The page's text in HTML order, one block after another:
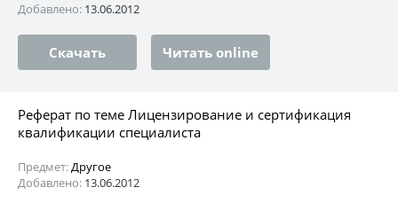
Добавлено: 13.06.2012
Скачать Читать online
Реферат по теме Лицензирование и сертификация
квалификации специалиста
Предмет:Другое
Добавлено: 13.06.2012